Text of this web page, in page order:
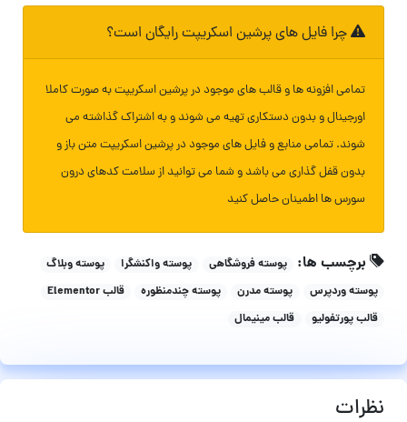
چرا فایل های پرشین اسکریپت رایگان است؟
تمامی افزونه ها و قالب های موجود در پرشین اسکریپت به صورت کاملا
اورجینال و بدون دستکاری تهیه می شوند و به اشتراک گذاشته می
شوند. تمامی منابع و فایل های موجود در پرشین اسکریپت متن باز و
بدون قفل گذاری می باشد و شما می توانید از سلامت کدهای درون
سورس ها اطمینان حاصل کنید
برچسب ها: پوسته فروشگاهی پوسته واکنشگرا
پوسته وبلاگ
پوسته وردپرس
پوسته مدرن پوسته چندمنظوره
قالب Elementor
قالب پورتفولیو
قالب مینیمال
نظرات